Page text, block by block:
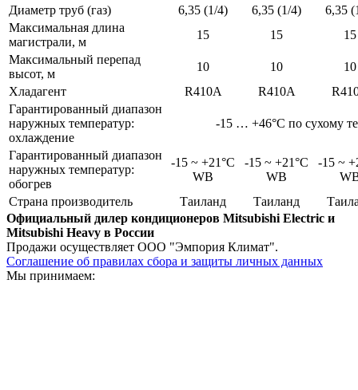
Диаметр труб (газ)
6,35 (1/4) 6,35 (1/4)
6,35
Максимальная длина
магистрали, м
15 15
15
Максимальный перепад
высот, м
10 10
10
Хладагент
R410A R410A
Гарантированный диапазон
наружных температур:
охлаждение
-15 … +46°C по сухому
Гарантированный диапазон
наружных температур:
обогрев
-15 ~ +21°C
WB
-15 ~ +21°C
WB
-15 ~
Страна производитель
Таиланд Таиланд
Официальный дилер кондиционеров Mitsubishi Electric и
Mitsubishi Heavy в России
Продажи осуществляет ООО "Эмпория Климат".
Соглашение об правилах сбора и защиты личных данных
Мы принимаем: